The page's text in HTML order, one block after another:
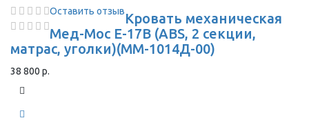
Оставить отзывКровать механическая
Мед-Мос Е-17В (ABS, 2 секции,
матрас, уголки)(ММ-1014Д-00)
38 800 р.